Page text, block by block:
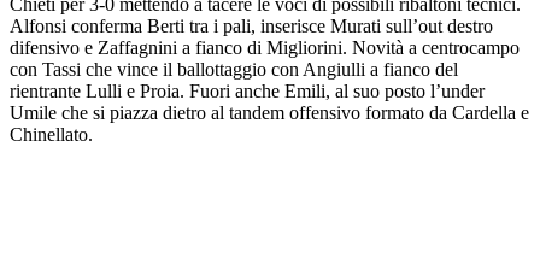
Alfonsi conferma Berti tra i pali, inserisce Murati sull’out destro
difensivo e Zaffagnini a fianco di Migliorini. Novità a centrocampo
con Tassi che vince il ballottaggio con Angiulli a fianco del
rientrante Lulli e Proia. Fuori anche Emili, al suo posto l’under
Umile che si piazza dietro al tandem offensivo formato da Cardella e
Chinellato.